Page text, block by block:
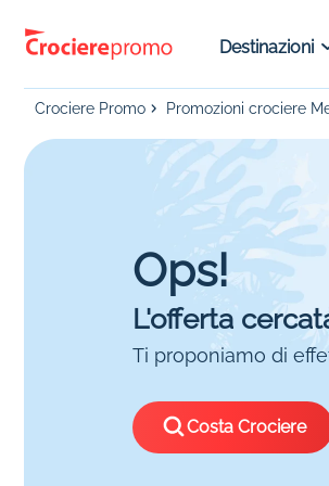
Destinazioni
Crociere Promo Promozioni crociere
Ops!
L'offerta
Ti proponiamo di
Costa Crociere